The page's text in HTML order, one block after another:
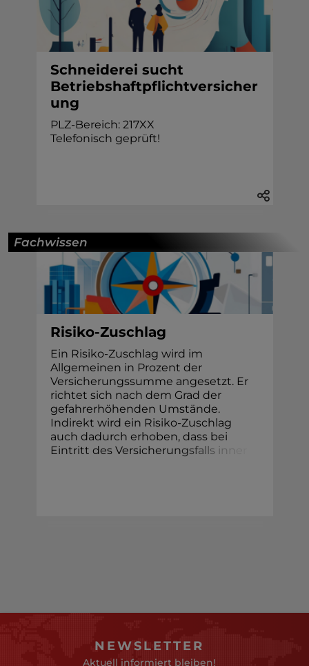
Schneiderei sucht
Betriebshaftpflichtversicher
ung
PLZ-Bereich: 217XX
Telefonisch geprüft!
Fachwissen
Risiko-Zuschlag
Ein Risiko-Zuschlag wird im
Allgemeinen in Prozent der
Versicherungssumme angesetzt. Er
richtet sich nach dem Grad der
gefahrerhöhenden Umstände.
Indirekt wird ein Risiko-Zuschlag
auch dadurch erhoben, dass bei
Eintritt des Versicherungsfalls in n
NEWSLETTER
Aktuell informiert bleiben!